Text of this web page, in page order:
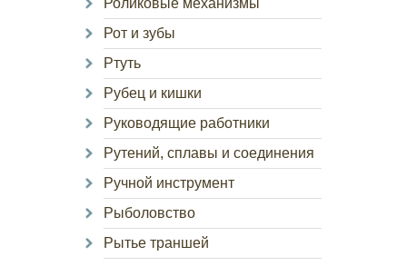
Роликовые механизмы
Рот и зубы
Ртуть
Рубец и кишки
Руководящие работники
Рутений, сплавы и соединения
Ручной инструмент
Рыболовство
Рытье траншей